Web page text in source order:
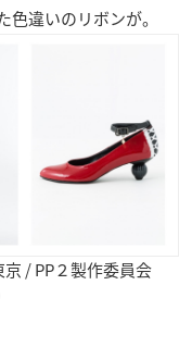
違いのリボンが。
/ PP２製作委員会